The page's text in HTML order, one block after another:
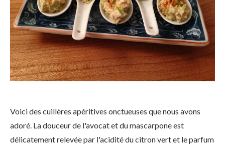
Voici des cuillères apéritives onctueuses que nous avons
adoré. La douceur de l'avocat et du mascarpone est
délicatement relevée par l'acidité du citron vert et le parfum